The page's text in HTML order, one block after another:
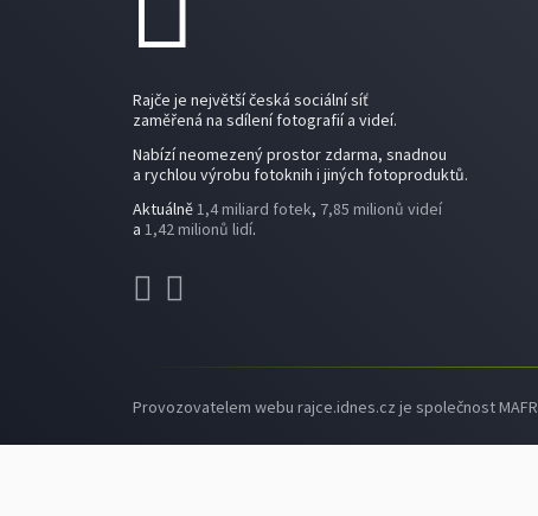
Rajče je největší česká sociální síť
zaměřená na sdílení fotografií a videí.
Nabízí neomezený prostor zdarma, snadnou
a rychlou výrobu fotoknih i jiných fotoproduktů.
Aktuálně1,4 miliard fotek, 7,85 milionů videí
a 1,42 milionů lidí.
Provozovatelem webu rajce.idnes.cz je společnost